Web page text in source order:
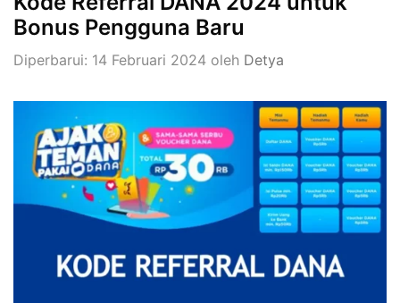
Bonus Pengguna Baru
Diperbarui: 14 Februari 2024 oleh Detya